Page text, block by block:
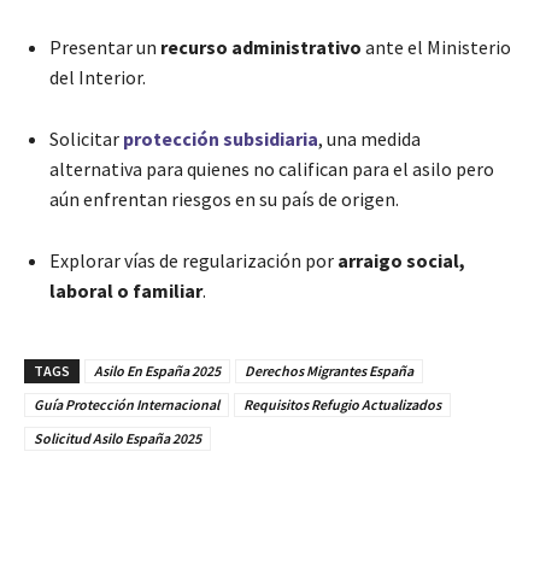
Presentar un recurso administrativo ante el Ministerio
del Interior.
Solicitar protección subsidiaria, una medida
alternativa para quienes no califican para el asilo pero
aún enfrentan riesgos en su país de origen.
Explorar vías de regularización por arraigo social,
laboral o familiar.
TAGS Asilo En España 2025
Derechos Migrantes España
Guía Protección Internacional
Requisitos Refugio Actualizados
Solicitud Asilo España 2025